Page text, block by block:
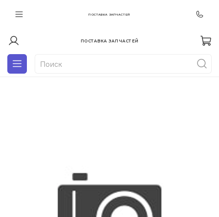
ПОСТАВКА ЗАПЧАСТЕЙ
ПОСТАВКА ЗАПЧАСТЕЙ